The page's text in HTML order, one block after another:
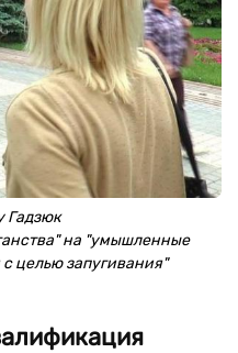
Гадзюк
на "умышленные
целью запугивания"